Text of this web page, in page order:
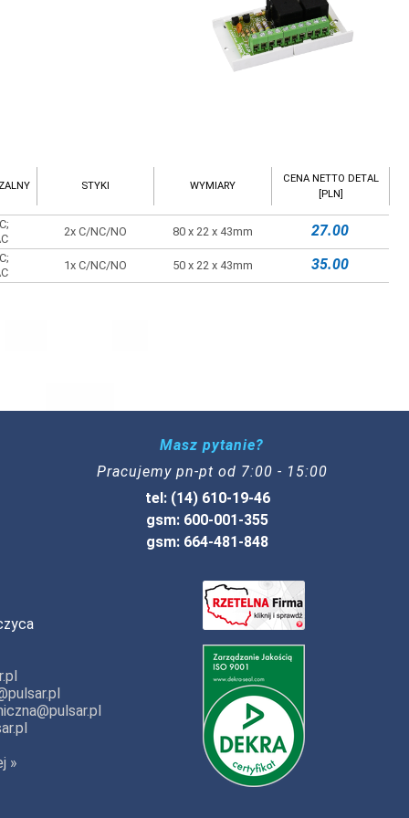
STYKI WYMIARY
CENA NETTO DETAL
[PLN]
2x C/NC/NO 80 x 22 x 43mm 27.00
1x C/NC/NO 50 x 22 x 43mm 35.00
Masz pytanie?
Pracujemy pn-pt od 7:00 - 15:00
tel: (14) 610-19-46
gsm: 600-001-355
gsm: 664-481-848
»